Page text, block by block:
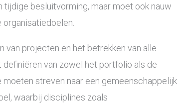
besluitvorming, maar moet ook nauw
van projecten en het betrekken van alle
definiëren van zowel het portfolio als de
moeten streven naar een gemeenschappelijk
waarbij disciplines zoals